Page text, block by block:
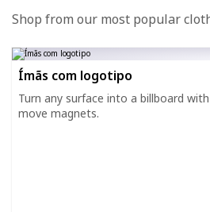
Shop from our most popular
Ímãs com logotipo
Turn any surface into a billboard
move magnets.